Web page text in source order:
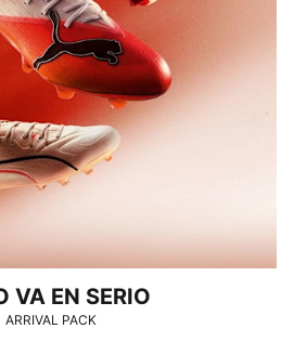
VA EN SERIO
ARRIVAL PACK